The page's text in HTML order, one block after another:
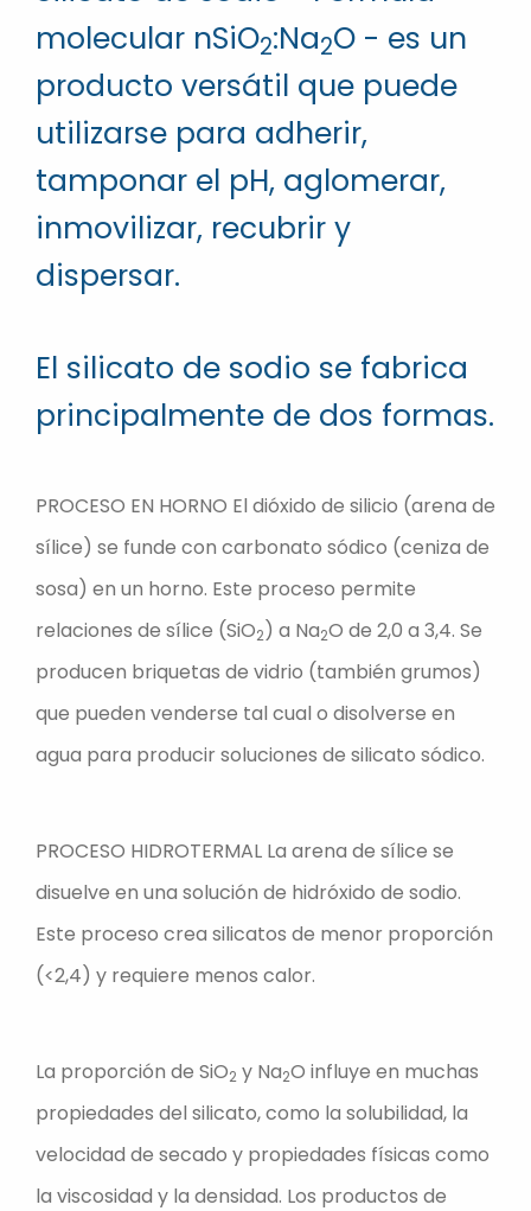
molecular nSiO2:Na2O - es un
producto versátil que puede
utilizarse para adherir,
tamponar el pH, aglomerar,
inmovilizar, recubrir y
dispersar.
El silicato de sodio se fabrica
principalmente de dos formas.
PROCESO EN HORNO El dióxido de silicio (arena de
sílice) se funde con carbonato sódico (ceniza de
sosa) en un horno. Este proceso permite
relaciones de sílice (SiO2) a Na2O de 2,0 a 3,4. Se
producen briquetas de vidrio (también grumos)
que pueden venderse tal cual o disolverse en
agua para producir soluciones de silicato sódico.
PROCESO HIDROTERMAL La arena de sílice se
disuelve en una solución de hidróxido de sodio.
Este proceso crea silicatos de menor proporción
(<2,4) y requiere menos calor.
La proporción de SiO2 y Na2O influye en muchas
propiedades del silicato, como la solubilidad, la
velocidad de secado y propiedades físicas como
la viscosidad y la densidad. Los productos de